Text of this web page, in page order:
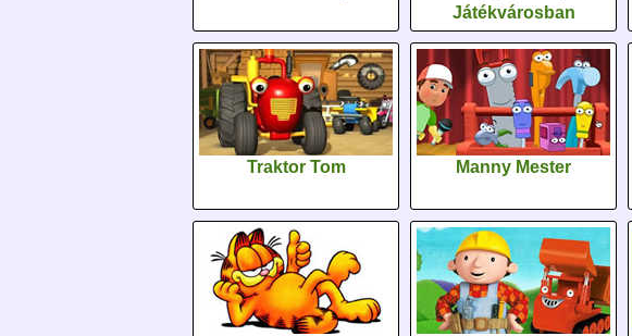
Játékvárosban
Traktor Tom Manny Mester